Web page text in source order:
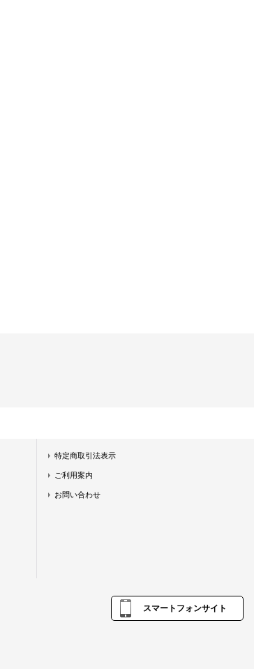
特定商取引法表示
ご利用案内
お問い合わせ
スマートフォンサイト